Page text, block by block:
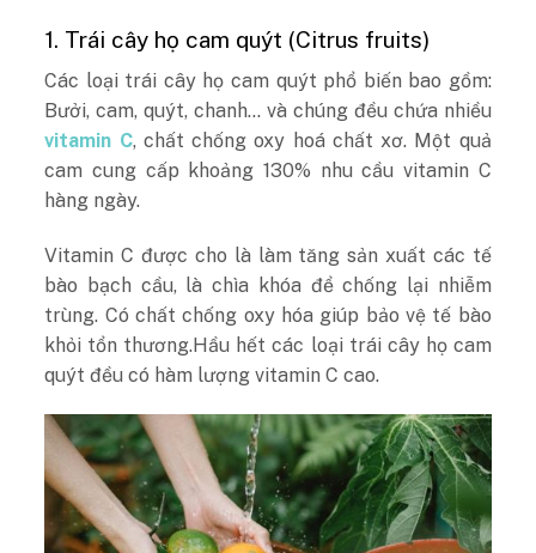
1. Trái cây họ cam quýt (Citrus fruits)
Các loại trái cây họ cam quýt phổ biến bao gồm:
Bưởi, cam, quýt, chanh… và chúng đều chứa nhiều
vitamin C, chất chống oxy hoá chất xơ. Một quả
cam cung cấp khoảng 130% nhu cầu vitamin C
hàng ngày.
Vitamin C được cho là làm tăng sản xuất các tế
bào bạch cầu, là chìa khóa để chống lại nhiễm
trùng. Có chất chống oxy hóa giúp bảo vệ tế bào
khỏi tổn thương.Hầu hết các loại trái cây họ cam
quýt đều có hàm lượng vitamin C cao.